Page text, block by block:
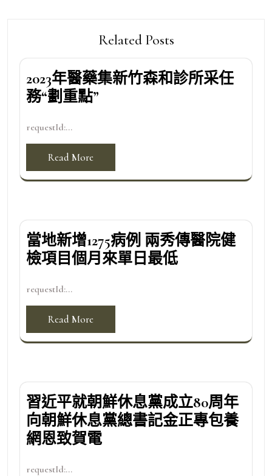
Related Posts
2023年醫藥集新竹森和診所采任
務“劃重點”
requestId:...
Read More
當地新增1275病例 兩秀傳醫院健
檢項目個月來單日最低
requestId:...
Read More
習近平就朝鮮休息黨成立80周年
向朝鮮休息黨總書記金正專包養
網恩致賀電
requestId:...